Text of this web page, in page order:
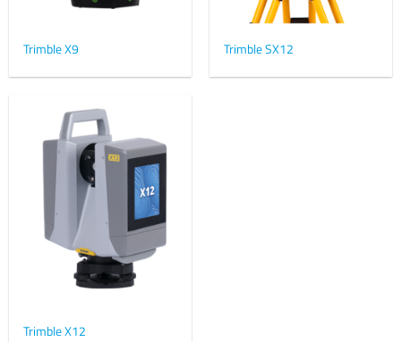
Trimble X9 Trimble SX12
Trimble X12